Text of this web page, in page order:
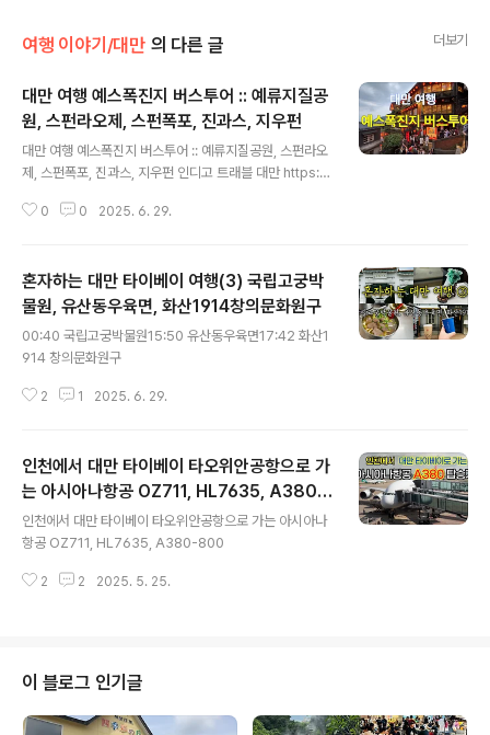
여행 이야기/대만 의 다른 글 더보기
대만 여행 예스폭진지 버스투어 :: 예류지질공
원, 스펀라오제, 스펀폭포, 진과스, 지우펀
대만 여행 예스폭진지 버스투어 :: 예류지질공원, 스펀라오
제, 스펀폭포, 진과스, 지우펀 인디고 트래블 대만 https://
진지S+폭포 야경투어 :: 타이페이 00:30 (오전 9시 50
0~60분) 10:15 진과스 (60~70분 ) 12:43 지우펀 (120
~130분)
0 0 2025. 6. 29.
혼자하는 대만 타이베이 여행(3) 국립고궁박
물원, 유산동우육면, 화산1914창의문화원구
00:40 국립고궁박물원15:50 유산동우육면17:42 화산1
914 창의문화원구
2 1 2025. 6. 29.
인천에서 대만 타이베이 타오위안공항으로 가
는 아시아나항공 OZ711, HL7635, A380-
800
인천에서 대만 타이베이 타오위안공항으로 가는 아시아나
항공 OZ711, HL7635, A380-800
2 2 2025. 5. 25.
이 블로그 인기글